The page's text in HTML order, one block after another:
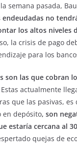
semana pasada,
endeudadas no
los altos niveles
la crisis de pago
para los
son las que cobran
Estas actualmente
que las pasivas, es
en depósito, son
estaría cercana al
quejas de